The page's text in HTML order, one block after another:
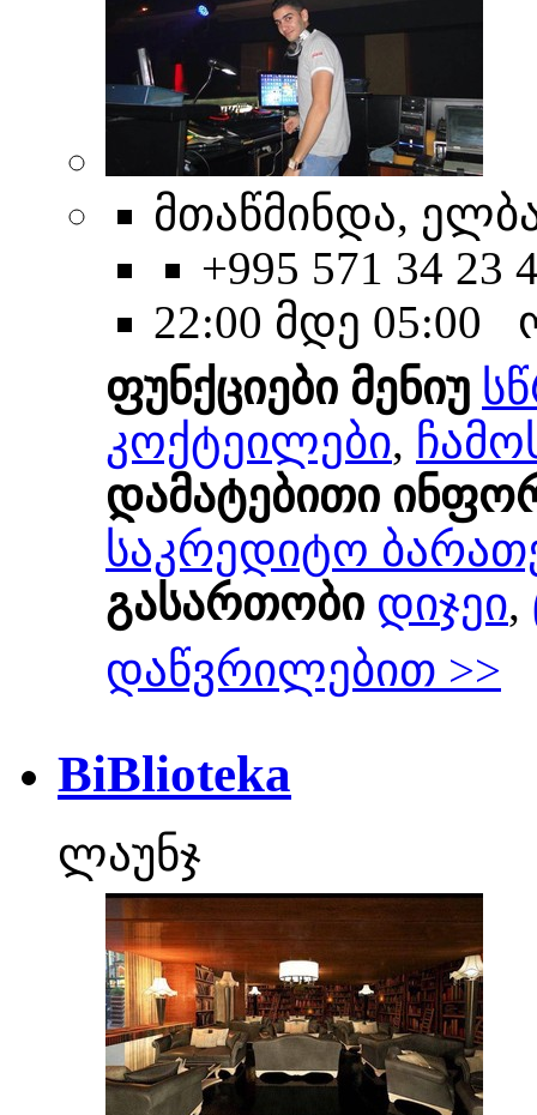
მთაწმინდა,
+995 571 34 23
22:00 მდე 05:00
ფუნქციები მენიუ
კოქტეილები,
დამატებითი
საკრედიტო
გასართობი დიჯეი,
დაწვრილებით >>
BiBlioteka
ლაუნჯ